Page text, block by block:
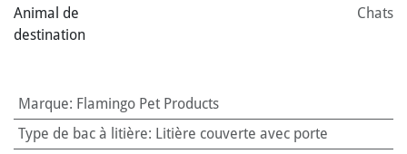
Animal de
destination
Chats
Marque: Flamingo Pet Products
Type de bac à litière: Litière couverte avec porte